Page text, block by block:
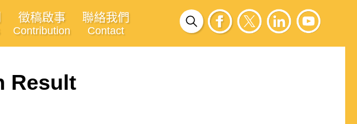
徵稿啟事
Contribution
聯絡我們
Contact
Result